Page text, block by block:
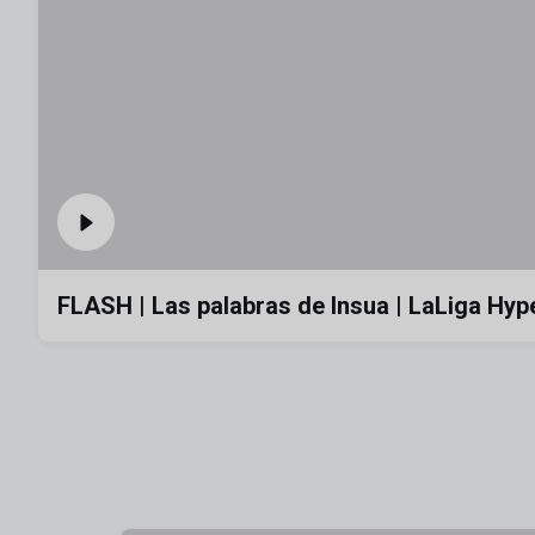
FLASH | Las palabras de Insua | LaLiga